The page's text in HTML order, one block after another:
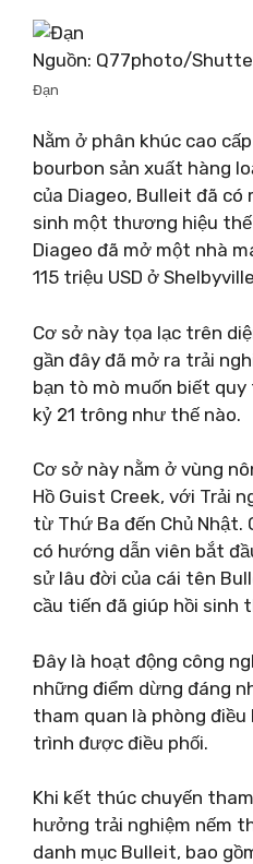
Nguồn: Q77photo/
Đạn
Nằm ở phân khúc cao
bourbon sản xuất hàng
của Diageo, Bulleit đã có
sinh một thương hiệu thế
Diageo đã mở một nhà
115 triệu USD ở
Cơ sở này tọa lạc trên
gần đây đã mở ra trải
bạn tò mò muốn biết
kỷ 21 trông như thế nào.
Cơ sở này nằm ở vùng
Hồ Guist Creek, với Trải
từ Thứ Ba đến Chủ Nhật.
có hướng dẫn viên bắt
sử lâu đời của cái tên
cầu tiến đã giúp hồi sinh
Đây là hoạt động công
những điểm dừng đáng
tham quan là phòng
trình được điều phối.
Khi kết thúc chuyến
hưởng trải nghiệm nếm
danh mục Bulleit, bao